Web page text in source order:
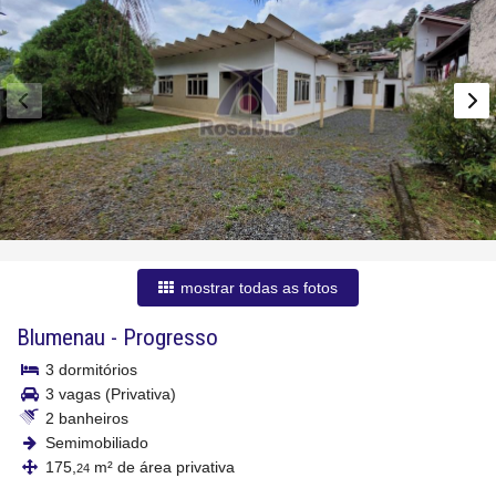
mostrar todas as fotos
Blumenau - Progresso
3 dormitórios
3 vagas (Privativa)
2 banheiros
Semimobiliado
175, 24 m² de área privativa